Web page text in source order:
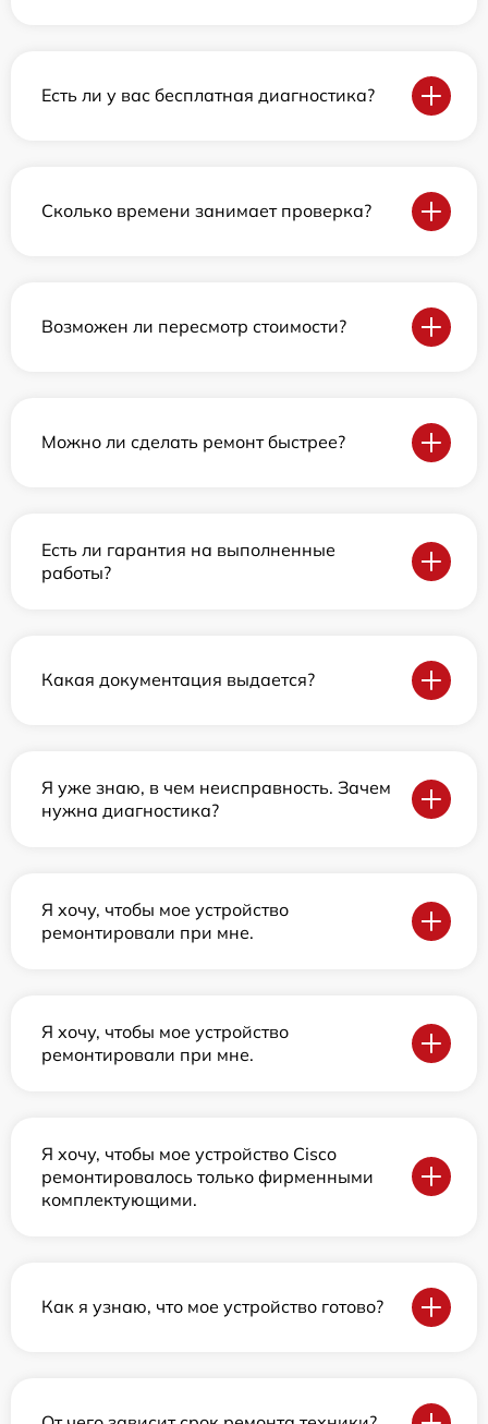
Есть ли у вас бесплатная диагностика?
Сколько времени занимает проверка?
Возможен ли пересмотр стоимости?
Можно ли сделать ремонт быстрее?
Есть ли гарантия на выполненные
работы?
Какая документация выдается?
Я уже знаю, в чем неисправность. Зачем
нужна диагностика?
Я хочу, чтобы мое устройство
ремонтировали при мне.
Я хочу, чтобы мое устройство
ремонтировали при мне.
Я хочу, чтобы мое устройство Cisco
ремонтировалось только фирменными
комплектующими.
Как я узнаю, что мое устройство готово?